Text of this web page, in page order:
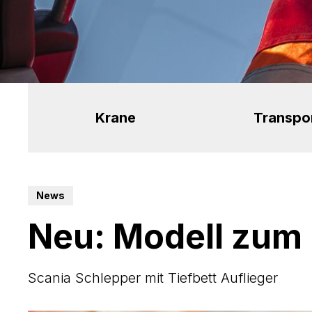
Krane
News
Neu: Modell
Scania Schlepper mit Tiefbett Auflieger